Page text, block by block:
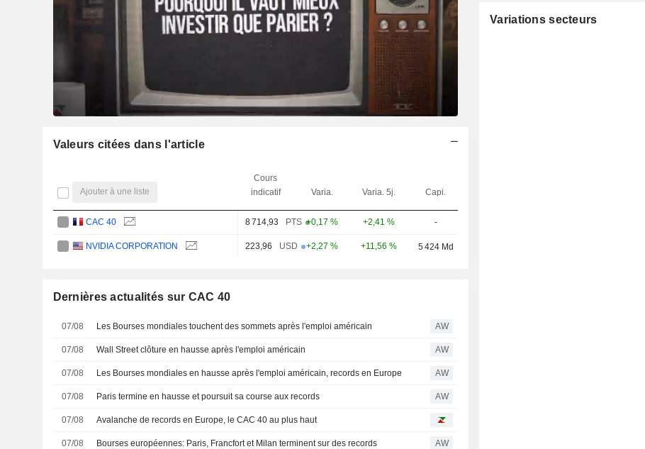
Valeurs citées dans l'article
Ajouter à une liste
Cours
indicatif
Varia. Varia. 5j. Capi.
CAC 40 8 714,93 PTS +0,17 % +2,41 % -
NVIDIA CORPORATION 223,96 USD +2,27 % +11,56 % 5 424 Md
Dernières actualités sur CAC 40
07/08 Les Bourses mondiales touchent des sommets après l'emploi américain AW
07/08 Wall Street clôture en hausse après l'emploi américain AW
07/08 Les Bourses mondiales en hausse après l'emploi américain, records en Europe AW
07/08 Paris termine en hausse et poursuit sa course aux records AW
07/08 Avalanche de records en Europe, le CAC 40 au plus haut
07/08 Bourses européennes: Paris, Francfort et Milan terminent sur des records AW
Variations secteurs